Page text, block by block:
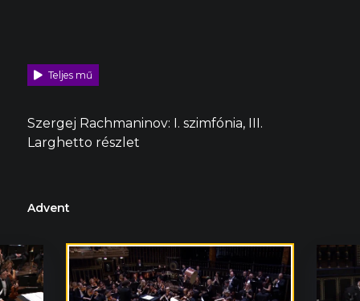
Teljes mű
Szergej Rachmaninov: I. szimfónia, III.
Larghetto részlet
Advent